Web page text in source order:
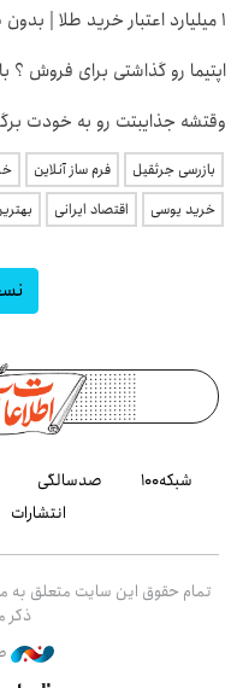
۱ میلیارد اعتبار خرید طلا | بدون ضامن و چک
اپتیما رو گذاشتی برای فروش ؟ با خودرو45 سریع
وقتشه جذایبتت رو به خودت
بازرسی جرثقیل فرم ساز آنلاین
خرید یوسی
اقتصاد ایرانی
شبکه۱۰۰ صدسالگی
انتشارات
تمام حقوق این سایت متعلق به
ذکر